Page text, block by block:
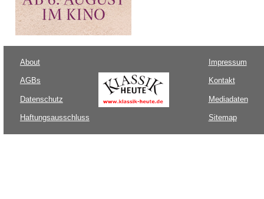
About
AGBs
Datenschutz
Haftungsausschluss
Impressum
Kontakt
Mediadaten
Sitemap